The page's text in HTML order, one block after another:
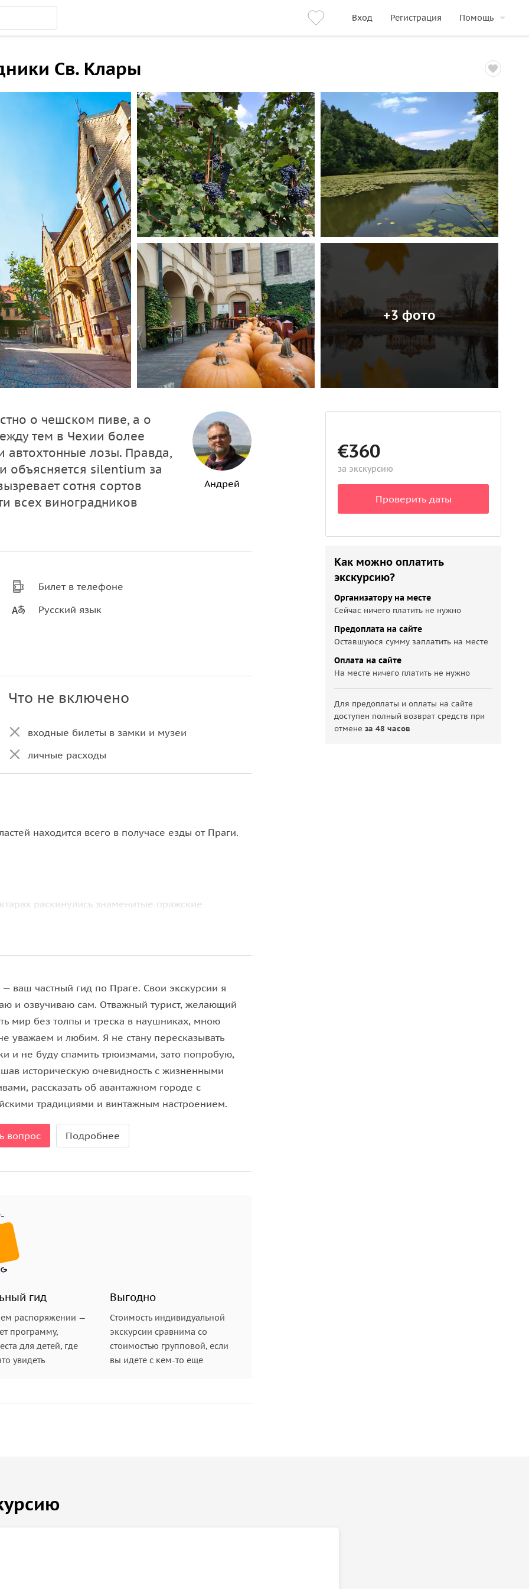
Вход Регистрация Помощь
Cв. Клары
+3 фото
о чешском пиве, а о
тем в Чехии более
автохтонные лозы. Правда,
объясняется silentium за
сотня сортов
всех виноградников
Андрей
Билет в телефоне
Русский язык
Что не включено
входные билеты в замки и музеи
личные расходы
находится всего в получасе езды от Праги.
раскинулись знаменитые пражские
Проведём там часок...
особами». Это означает только одно —
к Мельнику, называемому чехами городом
традиции чешского виноделия.
Людмила привезла сюда моравскую лозу.
мюллер-тургау и синий португал.
побродить с местным гидом, есть свои
винограда, растущего на живописных замковых
атмосферному городку запросто можно
хорошо сбалансированные
посвящена истории мельницкого виноделия.
ваш частный гид по Праге. Свои экскурсии я
и озвучиваю сам. Отважный турист, желающий
мир без толпы и треска в наушниках, мною
уважаем и любим. Я не стану пересказывать
и не буду спамить трюизмами, зато попробую,
историческую очевидность с жизненными
рассказать об авантажном городе с
традициями и винтажным настроением.
вопрос Подробнее
гид
распоряжении —
программу,
для детей, где
увидеть
Выгодно
Стоимость индивидуальной
экскурсии сравнима со
стоимостью групповой, если
вы идете с кем-то еще
€360
за экскурсию
Проверить даты
Как можно оплатить
экскурсию?
Организатору на месте
Сейчас ничего платить не нужно
Предоплата на сайте
Оставшуюся сумму заплатить на месте
Оплата на сайте
На месте ничего платить не нужно
Для предоплаты и оплаты на сайте
доступен полный возврат средств при
отменеза 48 часов